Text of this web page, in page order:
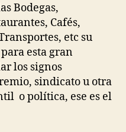
Bodegas,
Cafés,
etc su
esta gran
los signos
sindicato u otra
o política, ese es el